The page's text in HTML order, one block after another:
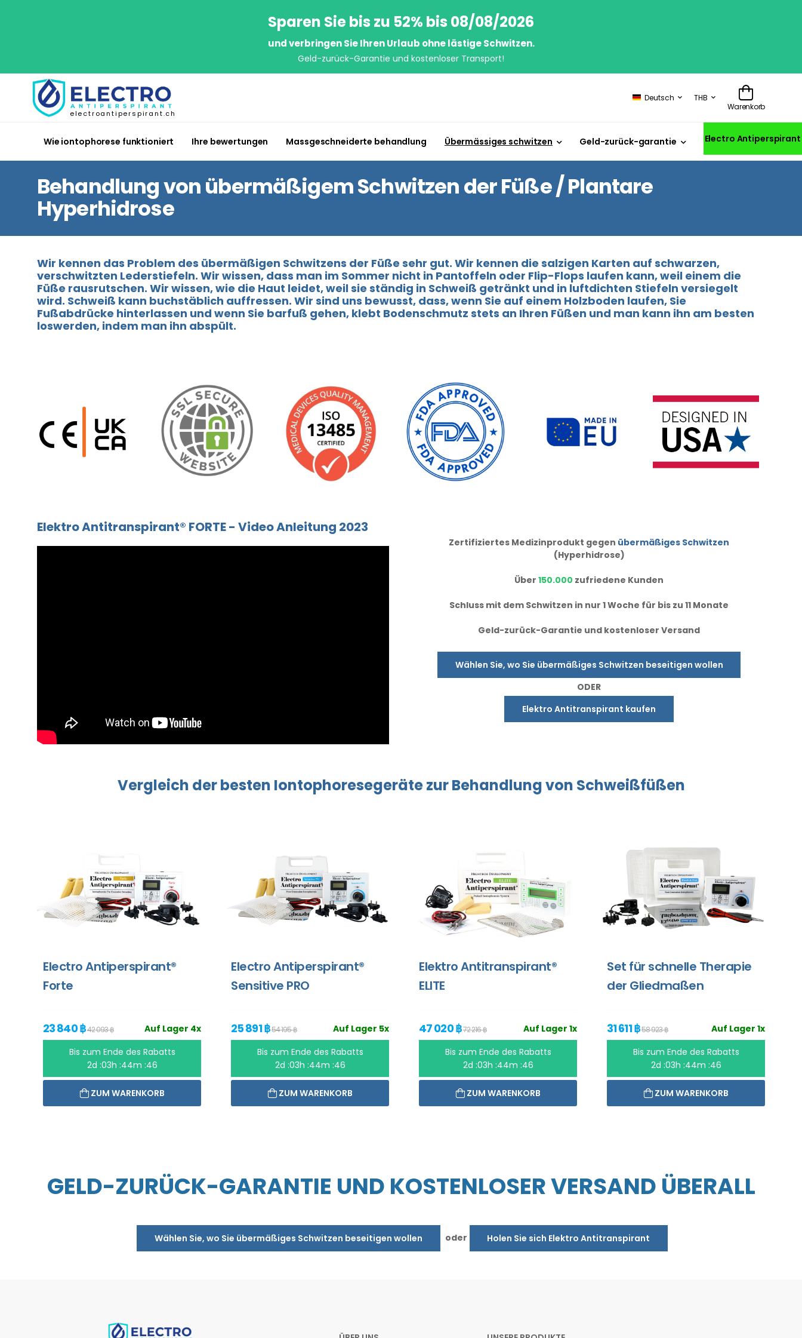
Sparen Sie bis zu 52% bis 08/08/2026
und verbringen Sie Ihren Urlaub ohne lästige Schwitzen.
Geld-zurück-Garantie und kostenloser Transport!
electroantiperspirant.ch
Deutsch
THB
Warenkorb
Wie iontophorese funktioniert Ihre bewertungen Massgeschneiderte behandlung Übermässiges schwitzen Geld-zurück-garantie Electro
Behandlung von übermäßigem Schwitzen der Füße / Plantare
Hyperhidrose
Wir kennen das Problem des übermäßigen Schwitzens der Füße sehr gut. Wir kennen die salzigen Karten auf schwarzen,
verschwitzten Lederstiefeln. Wir wissen, dass man im Sommer nicht in Pantoffeln oder Flip-Flops laufen kann, weil einem die
Füße rausrutschen. Wir wissen, wie die Haut leidet, weil sie ständig in Schweiß getränkt und in luftdichten Stiefeln versiegelt
wird. Schweiß kann buchstäblich auffressen. Wir sind uns bewusst, dass, wenn Sie auf einem Holzboden laufen, Sie
Fußabdrücke hinterlassen und wenn Sie barfuß gehen, klebt Bodenschmutz stets an Ihren Füßen und man kann ihn am besten
loswerden, indem man ihn abspült.
Elektro Antitranspirant® FORTE - Video Anleitung 2023
Zertifiziertes Medizinprodukt gegen übermäßiges Schwitzen
(Hyperhidrose)
Über 150.000 zufriedene Kunden
Schluss mit dem Schwitzen in nur 1 Woche für bis zu 11 Monate
Geld-zurück-Garantie und kostenloser Versand
Wählen Sie, wo Sie übermäßiges Schwitzen beseitigen wollen
ODER
Elektro Antitranspirant kaufen
Vergleich der besten Iontophoresegerätezur Behandlungvon Schweißfüßen
Electro Antiperspirant®
Forte
Auf Lager 4x
23 840 ฿42 093 ฿
Bis zum Ende des Rabatts
2d :03h :44m :45
ZUM WARENKORB
Electro Antiperspirant®
Sensitive PRO
Auf Lager 5x
25 891 ฿54 195 ฿
Bis zum Ende des Rabatts
2d :03h :44m :45
ZUM WARENKORB
Elektro Antitranspirant®
ELITE
Auf Lager 1x
47 020 ฿72 216 ฿
Bis zum Ende des Rabatts
2d :03h :44m :45
ZUM WARENKORB
Set für schnelle Therapie
der Gliedmaßen
Auf Lager 1x
31 611 ฿58 923 ฿
Bis zum Ende des Rabatts
2d :03h :44m :45
ZUM WARENKORB
GELD-ZURÜCK-GARANTIE UND KOSTENLOSER VERSAND ÜBERALL
Wählen Sie, wo Sie übermäßiges Schwitzen beseitigen wollen oder Holen Sie sich Elektro Antitranspirant